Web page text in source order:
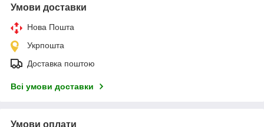
Умови доставки
Нова Пошта
Укрпошта
Доставка поштою
Всі умови доставки
Умови оплати